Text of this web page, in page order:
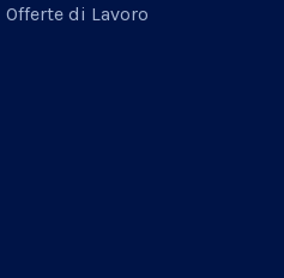
Offerte di Lavoro